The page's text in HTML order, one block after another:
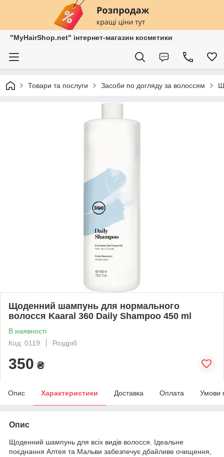
"MyHairShop.net" інтернет-магазин косметики
Товари та послуги Засоби по догляду за волоссям
Щоденний шампунь для нормального
волосся Kaaral 360 Daily Shampoo 450 ml
В наявності
Код: 0119
Роздріб
350 ₴
Опис Характеристики Доставка Оплата Умови
Опис
Щоденний шампунь для всіх видів волосся. Ідеальне
поєднання Алтея та Мальви забезпечує дбайливе очищення,